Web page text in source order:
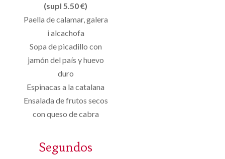
(supl 5.50 €)
Paella de calamar, galera
i alcachofa
Sopa de picadillo con
jamón del país y huevo
duro
Espinacas a la catalana
Ensalada de frutos secos
con queso de cabra
Segundos